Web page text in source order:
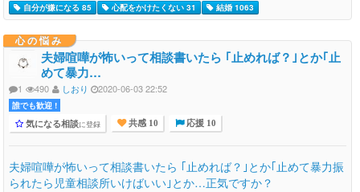
自分が嫌になる 85
心配をかけたくない 31 結婚 1063
心の悩み
夫婦喧嘩が怖いって相談書いたら ｢止めれば？｣とか｢止
めて暴力…
1 490 しおり 2020-06-03 22:52
誰でも歓迎 !
気になる相談に登録 共感 10 応援 10
夫婦喧嘩が怖いって相談書いたら ｢止めれば？｣とか｢止めて暴力振
られたら児童相談所いけばいい｣とか…正気ですか？